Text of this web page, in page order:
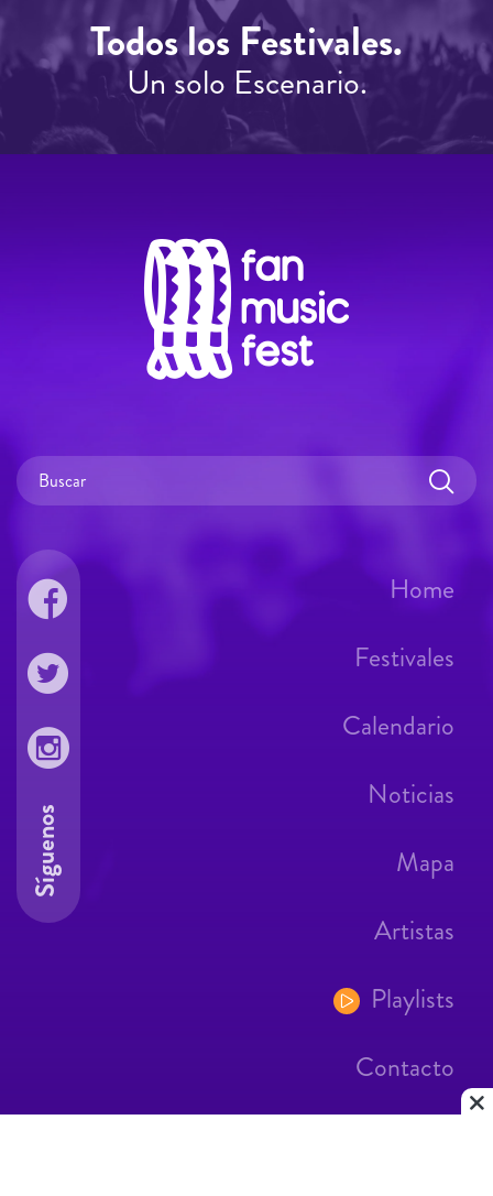
Todos los Festivales.
Un solo Escenario.
Home
Festivales
Calendario
Noticias
Mapa
Artistas
Playlists
Contacto
Síguenos